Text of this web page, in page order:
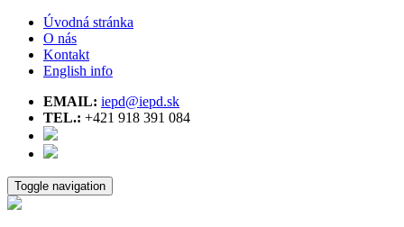
Úvodná stránka
O nás
Kontakt
English info
EMAIL: iepd@iepd.sk
TEL.: +421 918 391 084
Toggle navigation